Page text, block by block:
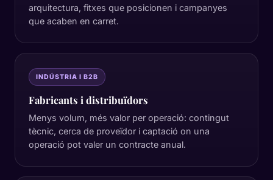
arquitectura, fitxes que posicionen i campanyes
que acaben en carret.
INDÚSTRIA I B2B
Fabricants i distribuïdors
Menys volum, més valor per operació: contingut
tècnic, cerca de proveïdor i captació on una
operació pot valer un contracte anual.